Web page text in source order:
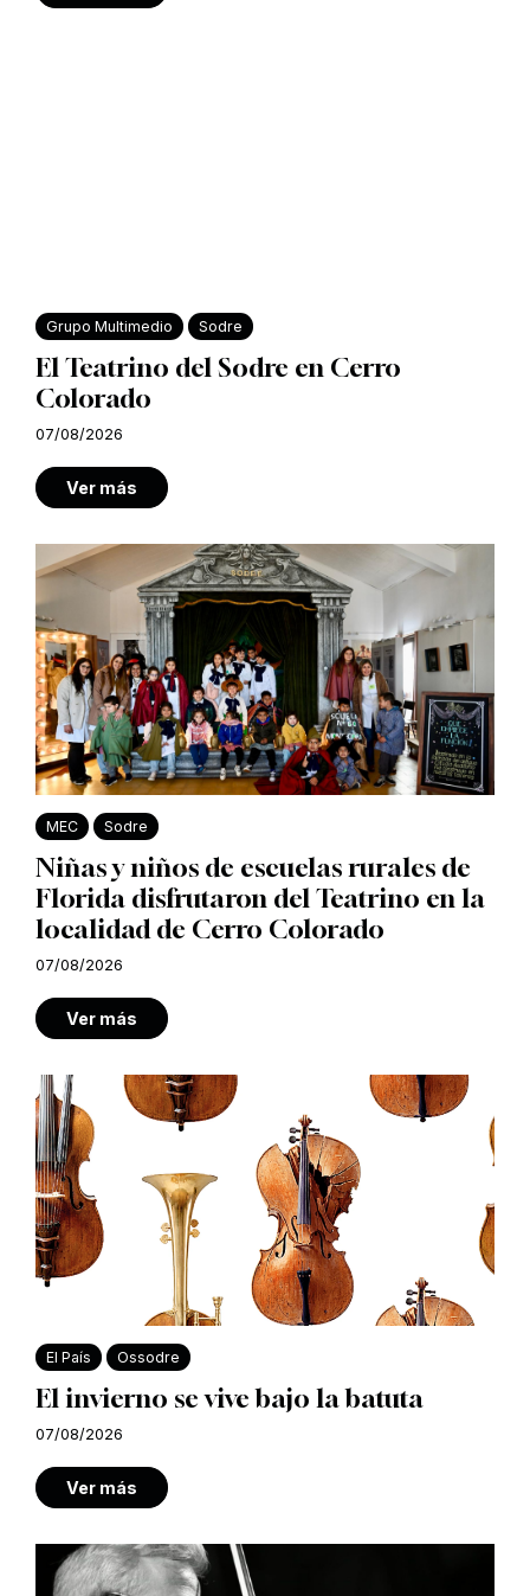
Grupo Multimedio Sodre
El Teatrino del Sodre en Cerro
Colorado
07/08/2026
Ver más
MEC Sodre
Niñas y niños de escuelas rurales de
Florida disfrutaron del Teatrino en la
localidad de Cerro Colorado
07/08/2026
Ver más
El País Ossodre
El invierno se vive bajo la batuta
07/08/2026
Ver más